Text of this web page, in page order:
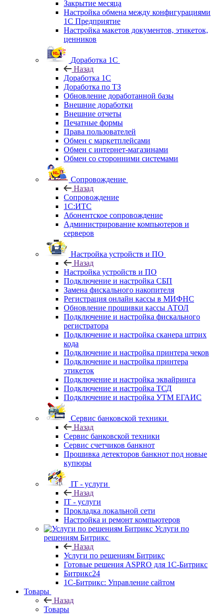
Закрытие месяца
Настройка обмена между конфигурациями
1С Предприятие
Настройка макетов документов, этикеток,
ценников
Доработка 1С
Назад
Доработка 1С
Доработка по ТЗ
Обновление доработанной базы
Внешние доработки
Внешние отчеты
Печатные формы
Права пользователей
Обмен с маркетплейсами
Обмен с интернет-магазинами
Обмен со сторонними системами
Сопровождение
Назад
Сопровождение
1C:ИТС
Абонентское сопровождение
Администрирование компьютеров и
серверов
Настройка устройств и ПО
Назад
Настройка устройств и ПО
Подключение и настройка СБП
Замена фискального накопителя
Регистрация онлайн кассы в МИФНС
Обновление прошивки кассы АТОЛ
Подключение и настройка фискального
регистратора
Подключение и настройка сканера штрих
кода
Подключение и настройка принтера чеков
Подключение и настройка принтера
этикеток
Подключение и настройка эквайринга
Подключение и настройка ТСД
Подключение и настройка УТМ ЕГАИС
Сервис банковской техники
Назад
Сервис банковской техники
Сервис счетчиков банкнот
Прошивка детекторов банкнот под новые
купюры
IT - услуги
Назад
IT - услуги
Прокладка локальной сети
Настройка и ремонт компьютеров
Услуги по
решениям Битрикс
Назад
Услуги по решениям Битрикс
Готовые решения ASPRO для 1С-Битрикс
Битрикс24
1С-Битрикс: Управление сайтом
Товары
Назад
Товары